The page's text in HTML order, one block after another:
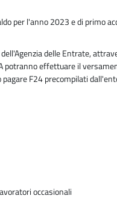
per l'anno 2023 e di primo
delle Entrate,
effettuare il
F24 precompilati
occasionali